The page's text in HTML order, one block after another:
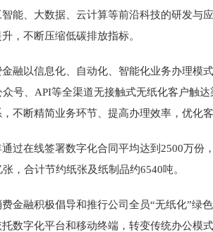
能、大数据、云计算等前沿科技的研发与
，不断压缩低碳排放指标。
融以信息化、自动化、智能化业务办理模
众号、API等全渠道无接触式无纸化客户触
不断精简业务环节、提高办理效率，优化
过在线签署数字化合同平均达到2500万份
，合计节约纸张及纸制品约6540吨。
金融积极倡导和推行公司全员“无纸化”绿
数字化平台和移动终端，转变传统办公模